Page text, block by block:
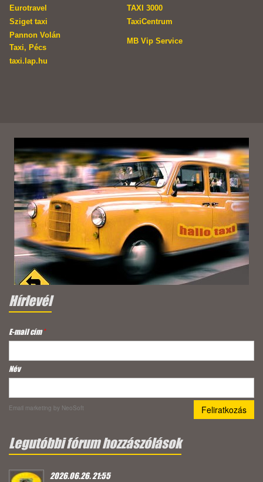
Eurotravel
TAXI 3000
Sziget taxi
TaxiCentrum
Pannon Volán
Taxi, Pécs
MB Vip Service
taxi.lap.hu
Hírlevél
E-mail cím*
Név
Email marketing by NeoSoft
Legutóbbi fórum hozzászólások
2026.06.26. 21:55